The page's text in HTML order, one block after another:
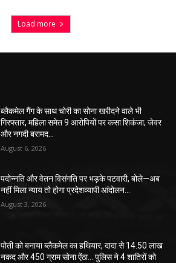
Load more
ब्लैकमेल गैंग के साथ चोरी का सोना खरीदने वाले भी
गिरफ्तार, महिला समेत 9 आरोपियों पर कसा शिकंजा; जेवर
और नगदी बरामद…
August 6, 2026
पदोन्नति और वेतन विसंगति पर भड़के पटवारी, बोले—अब
नहीं मिला न्याय तो होगा प्रदेशव्यापी आंदोलन…
August 3, 2026
पोती को बनाया ब्लैकमेल का हथियार, दादा से 14.50 लाख
नकद और 450 ग्राम सोना ऐंठा… पुलिस ने 4 शातिरों को